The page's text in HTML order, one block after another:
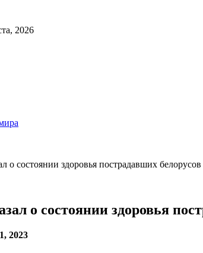
2026
о состоянии здоровья пострадавших
о состоянии здоровья
2023